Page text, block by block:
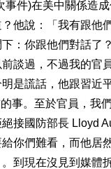
事件)在美中關係造
他說：「我有跟他
：你跟他們對話了
前談過，不過我的官
是謊話，他跟習近
事。至於官員，我
接國防部長 Lloyd
你們難看，而他居
到現在沒見到媒體